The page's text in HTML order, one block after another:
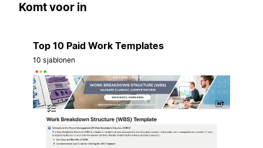
Komt voor in
Top 10 Paid Work Templates
10 sjablonen